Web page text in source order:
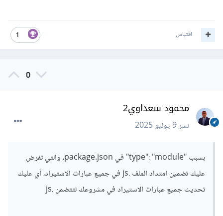
Jul 9 08:17:22 AM
(node:internal/modules/esm/loader:305:38)
Jul 9 08:17:22 AM
1 اقتباس
0
محمود سعداوي2
نشر9 يوليو 2025
بسبب "type": "module" في package.json، والتي تفرض
عليك تضمين امتداد الملف .js في جميع عبارات الاستيراد، أي عليك
تحديث جميع عبارات الاستيراد في مشروعك لتتضمن .js